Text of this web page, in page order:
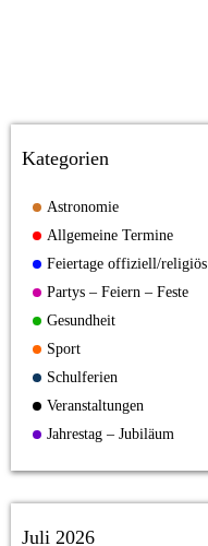
Kategorien
Astronomie
Allgemeine Termine
Feiertage offiziell/religiös
Partys – Feiern – Feste
Gesundheit
Sport
Schulferien
Veranstaltungen
Jahrestag – Jubiläum
Juli 2026